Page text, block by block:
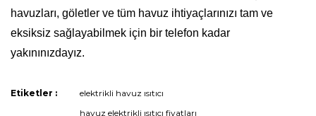
havuzları, göletler ve tüm havuz ihtiyaçlarınızı tam ve
eksiksiz sağlayabilmek için bir telefon kadar
yakınınızdayız.
Bu ürüne ilk yorumu siz yapın!
Etiketler :
elektrikli havuz ısıtıcı
havuz elektrikli ısıtıcı fiyatları